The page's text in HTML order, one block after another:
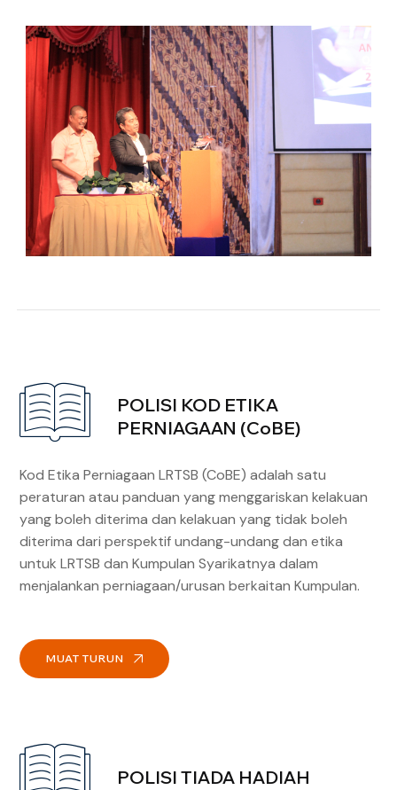
POLISI KOD ETIKA
PERNIAGAAN (CoBE)
Kod Etika Perniagaan LRTSB (CoBE) adalah satu
peraturan atau panduan yang menggariskan kelakuan
yang boleh diterima dan kelakuan yang tidak boleh
diterima dari perspektif undang-undang dan etika
untuk LRTSB dan Kumpulan Syarikatnya dalam
menjalankan perniagaan/urusan berkaitan Kumpulan.
MUAT TURUN
POLISI TIADA HADIAH